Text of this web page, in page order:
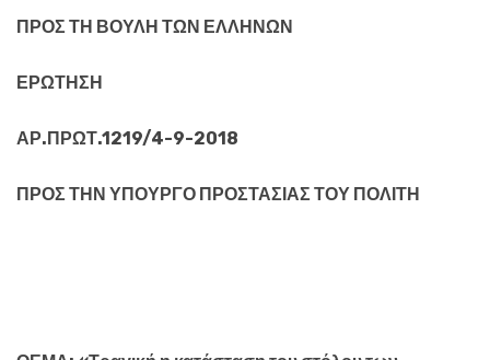
ΠΡΟΣ ΤΗ ΒΟΥΛΗ ΤΩΝ ΕΛΛΗΝΩΝ
ΕΡΩΤΗΣΗ
ΑΡ.ΠΡΩΤ.1219/4-9-2018
ΠΡΟΣ ΤΗΝ ΥΠΟΥΡΓΟ ΠΡΟΣΤΑΣΙΑΣ ΤΟΥ ΠΟΛΙΤΗ